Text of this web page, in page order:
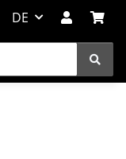
DE